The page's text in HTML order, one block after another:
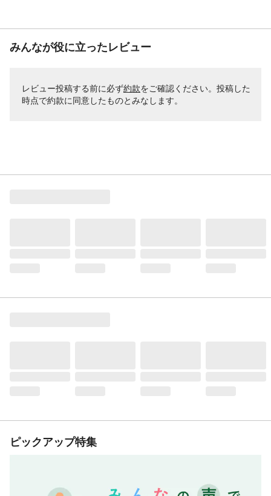
みんなが役に立ったレビュー
レビュー投稿する前に必ず約款をご確認ください。投稿した
時点で約款に同意したものとみなします。
ピックアップ特集